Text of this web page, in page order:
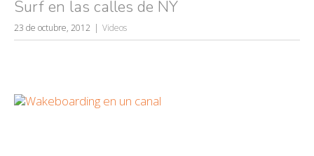
Surf en las calles de NY
23 de octubre, 2012 Videos